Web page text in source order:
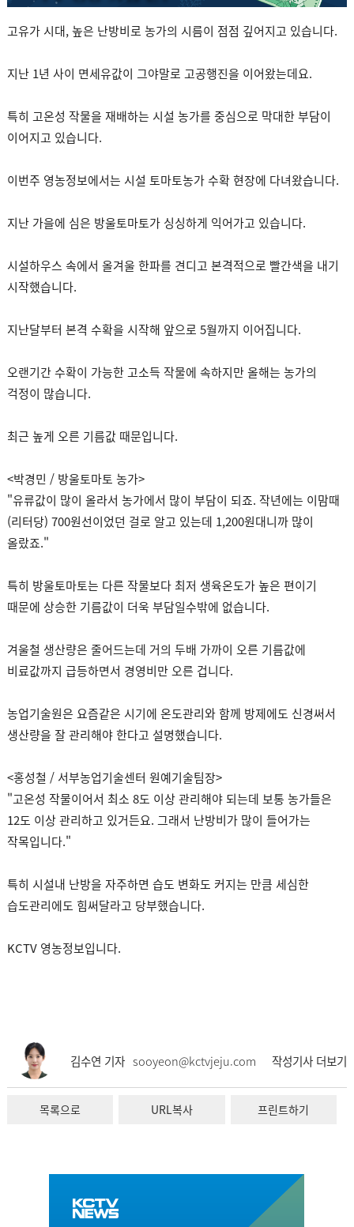
고유가 시대, 높은 난방비로 농가의 시름이 점점 깊어지고 있습니다.
지난 1년 사이 면세유값이 그야말로 고공행진을 이어왔는데요.
특히 고온성 작물을 재배하는 시설 농가를 중심으로 막대한 부담이
이어지고 있습니다.
이번주 영농정보에서는 시설 토마토농가 수확 현장에 다녀왔습니다.
지난 가을에 심은 방울토마토가 싱싱하게 익어가고 있습니다.
시설하우스 속에서 올겨울 한파를 견디고 본격적으로 빨간색을 내기
시작했습니다.
지난달부터 본격 수확을 시작해 앞으로 5월까지 이어집니다.
오랜기간 수확이 가능한 고소득 작물에 속하지만 올해는 농가의
걱정이 많습니다.
최근 높게 오른 기름값 때문입니다.
<박경민 / 방울토마토 농가>
"유류값이 많이 올라서 농가에서 많이 부담이 되죠. 작년에는 이맘때
(리터당) 700원선이었던 걸로 알고 있는데 1,200원대니까 많이
올랐죠."
특히 방울토마토는 다른 작물보다 최저 생육온도가 높은 편이기
때문에 상승한 기름값이 더욱 부담일수밖에 없습니다.
겨울철 생산량은 줄어드는데 거의 두배 가까이 오른 기름값에
비료값까지 급등하면서 경영비만 오른 겁니다.
농업기술원은 요즘같은 시기에 온도관리와 함께 방제에도 신경써서
생산량을 잘 관리해야 한다고 설명했습니다.
<홍성철 / 서부농업기술센터 원예기술팀장>
"고온성 작물이어서 최소 8도 이상 관리해야 되는데 보통 농가들은
12도 이상 관리하고 있거든요. 그래서 난방비가 많이 들어가는
작목입니다."
특히 시설내 난방을 자주하면 습도 변화도 커지는 만큼 세심한
습도관리에도 힘써달라고 당부했습니다.
KCTV 영농정보입니다.
김수연 기자 sooyeon@kctvjeju.com 작성기사 더보기
목록으로 URL복사 프린트하기